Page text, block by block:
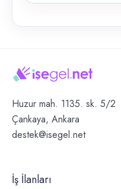
Huzur mah. 1135. sk. 5/2
Çankaya, Ankara
destek@isegel.net
İş İlanları